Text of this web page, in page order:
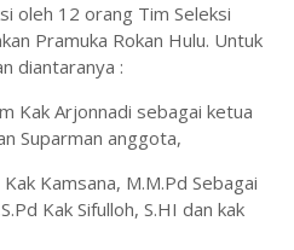
oleh 12 orang Tim Seleksi
Pramuka Rokan Hulu. Untuk
diantaranya :
Kak Arjonnadi sebagai ketua
Suparman anggota,
Kamsana, M.M.Pd Sebagai
Kak Sifulloh, S.HI dan kak